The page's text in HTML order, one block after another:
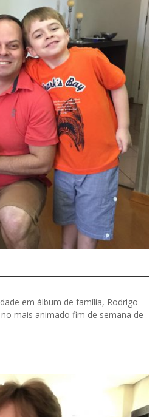
em álbum de família, Rodrigo
mais animado fim de semana de